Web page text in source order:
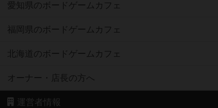
愛知県のボードゲームカフェ
福岡県のボードゲームカフェ
北海道のボードゲームカフェ
オーナー・店長の方へ
運営者情報